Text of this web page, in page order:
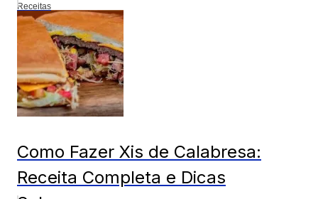
Receitas
Como Fazer Xis de Calabresa:
Receita Completa e Dicas